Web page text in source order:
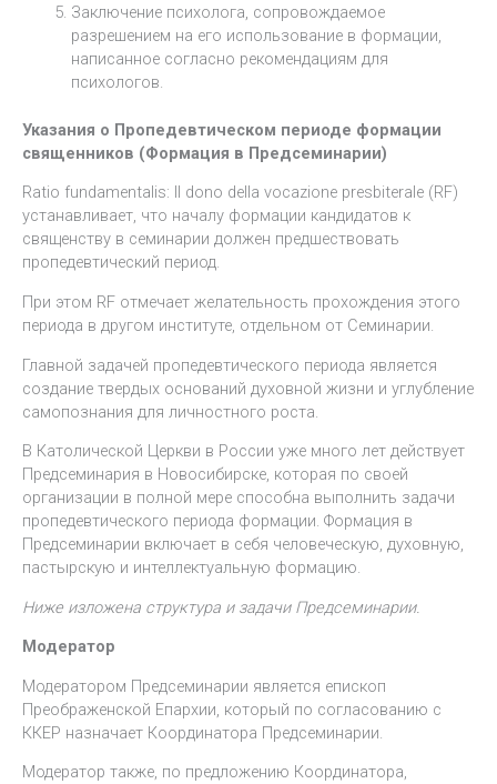
Заключение психолога, сопровождаемое
разрешением на его использование в формации,
написанное согласно рекомендациям для
психологов.
Указания о Пропедевтическом периоде формации
священников (Формация в Предсеминарии)
Ratio fundamentalis: Il dono della vocazione presbiterale (RF)
устанавливает, что началу формации кандидатов к
священству в семинарии должен предшествовать
пропедевтический период.
При этом RF отмечает желательность прохождения этого
периода в другом институте, отдельном от Семинарии.
Главной задачей пропедевтического периода является
создание твердых оснований духовной жизни и углубление
самопознания для личностного роста.
В Католической Церкви в России уже много лет действует
Предсеминария в Новосибирске, которая по своей
организации в полной мере способна выполнить задачи
пропедевтического периода формации. Формация в
Предсеминарии включает в себя человеческую, духовную,
пастырскую и интеллектуальную формацию.
Ниже изложена структура и задачи Предсеминарии.
Модератор
Модератором Предсеминарии является епископ
Преображенской Епархии, который по согласованию с
ККЕР назначает Координатора Предсеминарии.
Модератор также, по предложению Координатора,